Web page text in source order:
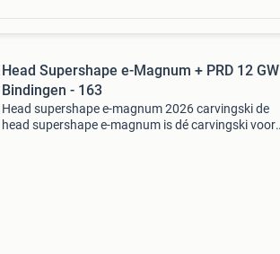
Head Supershape e-Magnum + PRD 12 GW
Bindingen - 163
Head supershape e-magnum 2026 carvingski de
head supershape e-magnum is dé carvingski voor